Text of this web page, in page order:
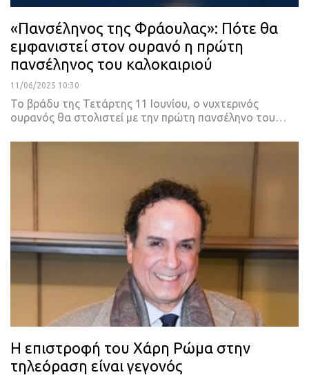
«Πανσέληνος της Φράουλας»: Πότε θα
εμφανιστεί στον ουρανό η πρώτη
πανσέληνος του καλοκαιριού
11/06/2025 10:30
Το βράδυ της Τετάρτης 11 Ιουνίου, ο νυχτερινός
ουρανός θα στολιστεί με την πρώτη πανσέληνο του…
Η επιστροφή του Χάρη Ρώμα στην
τηλεόραση είναι γεγονός